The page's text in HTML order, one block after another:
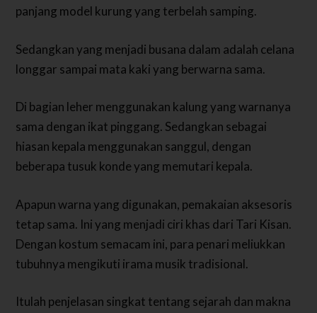
panjang model kurung yang terbelah samping.
Sedangkan yang menjadi busana dalam adalah celana
longgar sampai mata kaki yang berwarna sama.
Di bagian leher menggunakan kalung yang warnanya
sama dengan ikat pinggang. Sedangkan sebagai
hiasan kepala menggunakan sanggul, dengan
beberapa tusuk konde yang memutari kepala.
Apapun warna yang digunakan, pemakaian aksesoris
tetap sama. Ini yang menjadi ciri khas dari Tari Kisan.
Dengan kostum semacam ini, para penari meliukkan
tubuhnya mengikuti irama musik tradisional.
Itulah penjelasan singkat tentang sejarah dan makna